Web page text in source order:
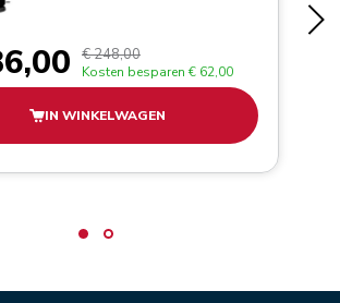
€ 248,00
Kosten besparen € 62,00
IN WINKELWAGEN